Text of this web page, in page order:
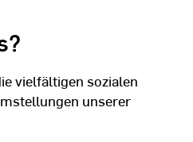
vielfältigen sozialen
unserer